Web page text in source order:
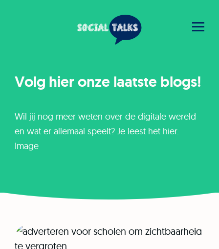
Volg hier onze laatste blogs!
Wil jij nog meer weten over de digitale wereld
en wat er allemaal speelt? Je leest het hier.
Image